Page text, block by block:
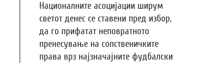
Националните асоцијации ширум
светот денес се ставени пред избор,
да го прифатат неповратното
пренесување на сопственичките
права врз најзначајните фудбалски